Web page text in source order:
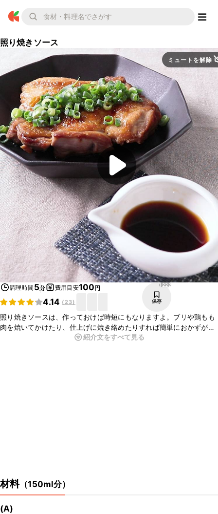
照り焼きソース
ミュートを解除
調理時間 5分 費用目安100円
4.14 (23)
1222
保存
照り焼きソースは、作っておけば時短にもなりますよ。ブリや鶏もも
肉を焼いてかけたり、仕上げに焼き絡めたりすれば簡単におかずが出
来上がります。焼きとうもろこしや煮物の味付けなど、便利にお使い
紹介文をすべて見る
材料（150ml分）
(A)